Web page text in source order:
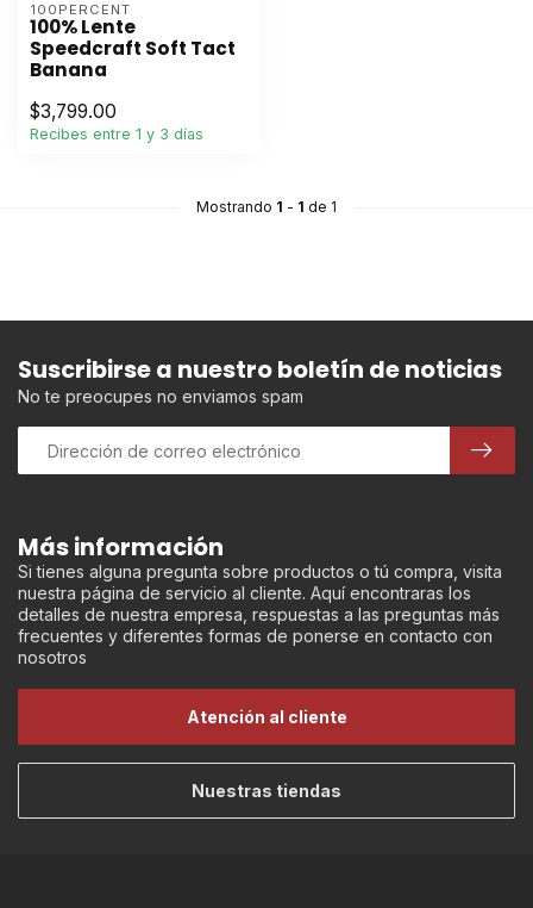
100PERCENT
100% Lente
Speedcraft Soft Tact
Banana
$3,799.00
Recibes entre 1 y 3 días
Mostrando 1 - 1 de 1
Más información
Si tienes alguna pregunta sobre productos o tú compra, visita
nuestra página de servicio al cliente. Aquí encontraras los
detalles de nuestra empresa, respuestas a las preguntas más
frecuentes y diferentes formas de ponerse en contacto con
nosotros
Atención al cliente
Nuestras tiendas
Suscribirse a nuestro boletín de noticias
No te preocupes no enviamos spam